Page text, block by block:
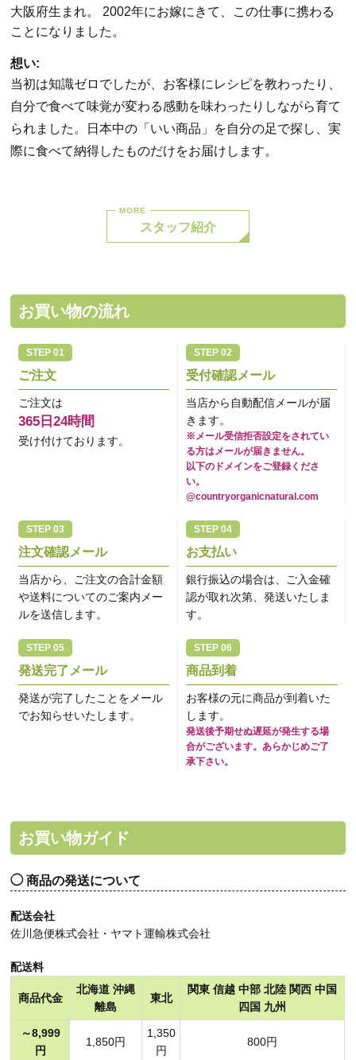
大阪府生まれ。 2002年にお嫁にきて、この仕事に携わる
ことになりました。
想い:
当初は知識ゼロでしたが、お客様にレシピを教わったり、
自分で食べて味覚が変わる感動を味わったりしながら育て
られました。日本中の「いい商品」を自分の足で探し、実
際に食べて納得したものだけをお届けします。
スタッフ紹介
お買い物の流れ
ご注文
ご注文は
365日24時間
受け付けております。
受付確認メール
当店から自動配信メールが届
きます。
※メール受信拒否設定をされてい
る方はメールが届きません。
以下のドメインをご登録くださ
い。
@countryorganicnatural.com
注文確認メール
当店から、ご注文の合計金額
や送料についてのご案内メー
ルを送信します。
お支払い
銀行振込の場合は、ご入金確
認が取れ次第、発送いたしま
す。
発送完了メール
発送が完了したことをメール
でお知らせいたします。
商品到着
お客様の元に商品が到着いた
します。
発送後予期せぬ遅延が発生する場
合がございます。あらかじめご了
承下さい。
お買い物ガイド
商品の発送について
配送会社
佐川急便株式会社・ヤマト運輸株式会社
配送料
商品代金
北海道 沖縄
離島
東北
関東 信越 中部 北陸 関西 中国
四国 九州
～8,999
円
1,850円
1,350
円
800円